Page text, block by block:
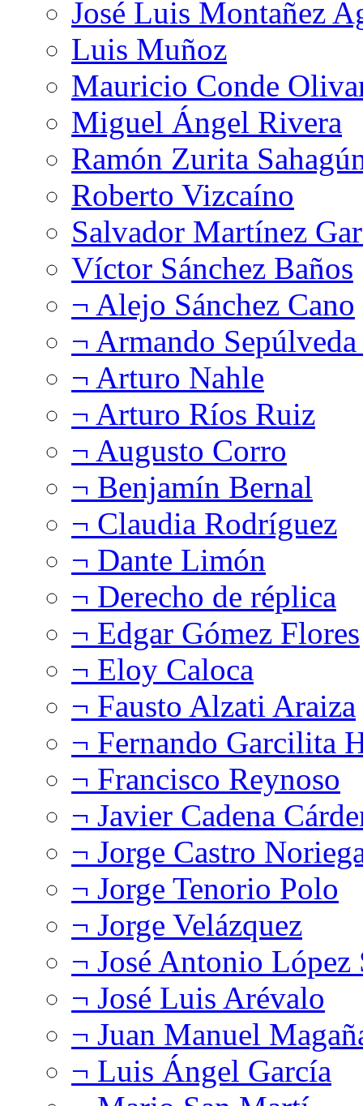
José Luis Montañez
Luis Muñoz
Mauricio Conde
Miguel Ángel Rivera
Ramón Zurita
Roberto Vizcaíno
Salvador Martínez
Víctor Sánchez Baños
¬ Alejo Sánchez Cano
¬ Armando
¬ Arturo Nahle
¬ Arturo Ríos Ruiz
¬ Augusto Corro
¬ Benjamín Bernal
¬ Claudia Rodríguez
¬ Dante Limón
¬ Derecho de réplica
¬ Edgar Gómez Flores
¬ Eloy Caloca
¬ Fausto Alzati Araiza
¬ Fernando Garcilita
¬ Francisco Reynoso
¬ Javier Cadena
¬ Jorge Castro
¬ Jorge Tenorio Polo
¬ Jorge Velázquez
¬ José Antonio López
¬ José Luis Arévalo
¬ Juan Manuel
¬ Luis Ángel García